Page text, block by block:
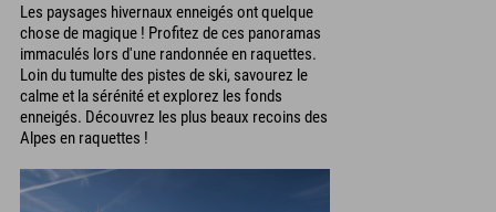
Les paysages hivernaux enneigés ont quelque
chose de magique ! Profitez de ces panoramas
immaculés lors d'une randonnée en raquettes.
Loin du tumulte des pistes de ski, savourez le
calme et la sérénité et explorez les fonds
enneigés. Découvrez les plus beaux recoins des
Alpes en raquettes !